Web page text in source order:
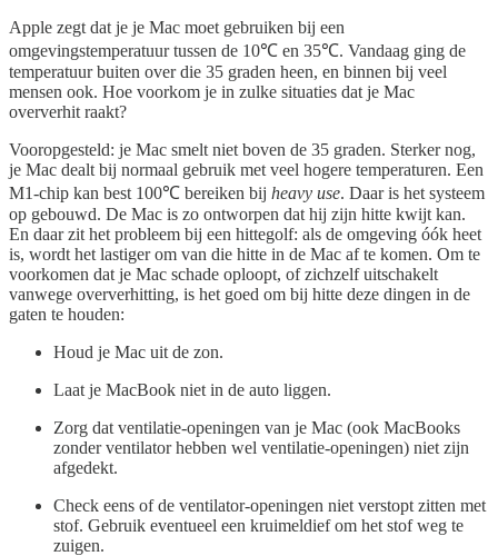
Apple zegt dat je je Mac moet gebruiken bij een
omgevingstemperatuur tussen de 10℃ en 35℃. Vandaag ging de
temperatuur buiten over die 35 graden heen, en binnen bij veel
mensen ook. Hoe voorkom je in zulke situaties dat je Mac
oververhit raakt?
Vooropgesteld: je Mac smelt niet boven de 35 graden. Sterker nog,
je Mac dealt bij normaal gebruik met veel hogere temperaturen. Een
M1-chip kan best 100℃ bereiken bij heavy use. Daar is het systeem
op gebouwd. De Mac is zo ontworpen dat hij zijn hitte kwijt kan.
En daar zit het probleem bij een hittegolf: als de omgeving óók heet
is, wordt het lastiger om van die hitte in de Mac af te komen. Om te
voorkomen dat je Mac schade oploopt, of zichzelf uitschakelt
vanwege oververhitting, is het goed om bij hitte deze dingen in de
gaten te houden:
Houd je Mac uit de zon.
Laat je MacBook niet in de auto liggen.
Zorg dat ventilatie-openingen van je Mac (ook MacBooks
zonder ventilator hebben wel ventilatie-openingen) niet zijn
afgedekt.
Check eens of de ventilator-openingen niet verstopt zitten met
stof. Gebruik eventueel een kruimeldief om het stof weg te
zuigen.